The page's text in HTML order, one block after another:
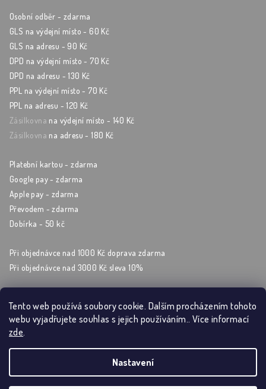
Tento web používá soubory cookie. Dalším procházením tohoto
webu vyjadřujete souhlas s jejich používáním.. Více informací
zde.
Nastavení
Osobní odběr - zdarma
GLS na výdejní místo - 60 Kč
GLS na adresu - 90 Kč
DPD na výdejní místo - 70 Kč
DPD na adresu - 130 Kč
PPL na výdejní místo - 70 Kč
PPL na adresu - 120 Kč
Zásilkovna na výdejní místo - 140 Kč
Zásilkovna na adresu - 180 Kč
Platební kartou - zdarma
Google pay - zdarma
Apple pay - zdarma
Převodem - zdarma
Dobírka - 50 kč
Při objednávce nad 1000 Kč doprava zdarma
Při objednávce nad 3000 Kč sleva 10%
Sleduj nás na sockách